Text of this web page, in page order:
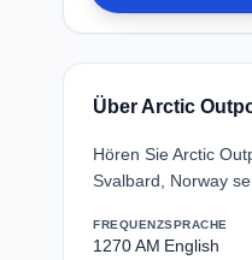
Über Arctic
Hören Sie Arctic
Svalbard, Norway
FREQUENZ
1270 AM
SPRACHE
English